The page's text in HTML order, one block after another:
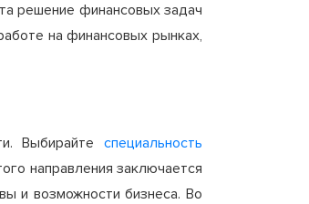
решение финансовых задач
на финансовых рынках,
Выбирайте специальность
направления заключается
и возможности бизнеса. Во